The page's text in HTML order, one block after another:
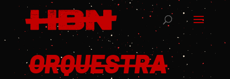
ORQUESTRA